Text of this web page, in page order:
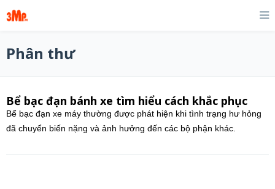
Phân thư
Bể bạc đạn bánh xe tìm hiểu cách khắc phục
Bể bạc đạn xe máy thường được phát hiện khi tình trạng hư hỏng
đã chuyển biến nặng và ảnh hưởng đến các bộ phận khác.